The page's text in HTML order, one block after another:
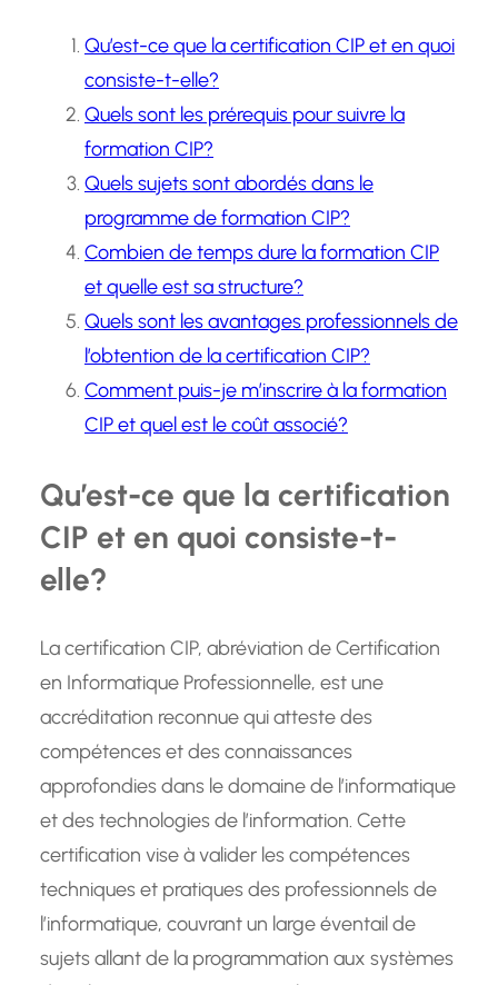
Qu’est-ce que la certification CIP et en quoi
consiste-t-elle?
Quels sont les prérequis pour suivre la
formation CIP?
Quels sujets sont abordés dans le
programme de formation CIP?
Combien de temps dure la formation CIP
et quelle est sa structure?
Quels sont les avantages professionnels de
l’obtention de la certification CIP?
Comment puis-je m’inscrire à la formation
CIP et quel est le coût associé?
Qu’est-ce que la certification
CIP et en quoi consiste-t-
elle?
La certification CIP, abréviation de Certification
en Informatique Professionnelle, est une
accréditation reconnue qui atteste des
compétences et des connaissances
approfondies dans le domaine de l’informatique
et des technologies de l’information. Cette
certification vise à valider les compétences
techniques et pratiques des professionnels de
l’informatique, couvrant un large éventail de
sujets allant de la programmation aux systèmes